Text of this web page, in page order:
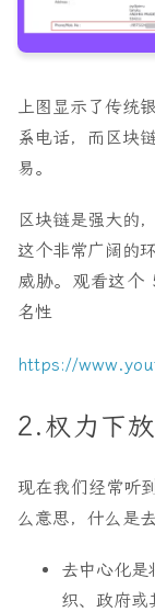
上图显示了传统
系电话，而区块
易。
区块链是强大的
这个非常广阔的
威胁。 观看这个
名性
https://
2.权力下放
现在我们经常听
么意思，什么是
去中心化是
织、政府或